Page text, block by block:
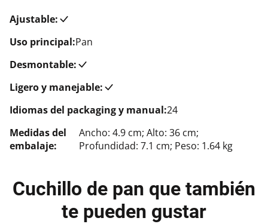
Ajustable:
Uso principal:Pan
Desmontable:
Ligero y manejable:
Idiomas del packaging y manual:24
Medidas del
embalaje:
Ancho: 4.9 cm; Alto: 36 cm;
Profundidad: 7.1 cm; Peso: 1.64 kg
Cuchillo de pan que también
te pueden gustar